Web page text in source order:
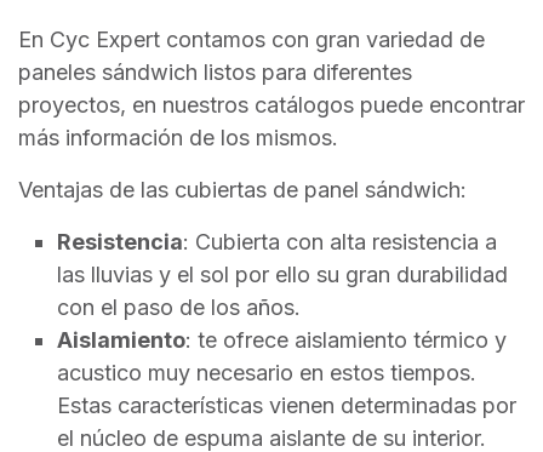
En Cyc Expert contamos con gran variedad de
paneles sándwich listos para diferentes
proyectos, en nuestros catálogos puede encontrar
más información de los mismos.
Ventajas de las cubiertas de panel sándwich:
Resistencia: Cubierta con alta resistencia a
las lluvias y el sol por ello su gran durabilidad
con el paso de los años.
Aislamiento: te ofrece aislamiento térmico y
acustico muy necesario en estos tiempos.
Estas características vienen determinadas por
el núcleo de espuma aislante de su interior.